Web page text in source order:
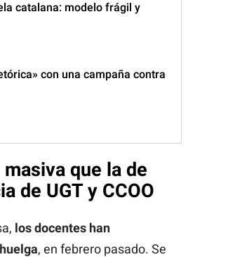
catalana: modelo frágil y
con una campaña contra
que la de
de UGT y CCOO
los docentes han
, en febrero pasado. Se